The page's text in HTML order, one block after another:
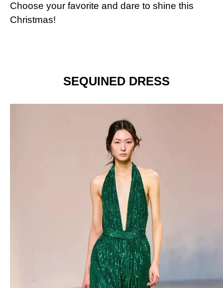
Choose your favorite and dare to shine this
Christmas!
SEQUINED DRESS